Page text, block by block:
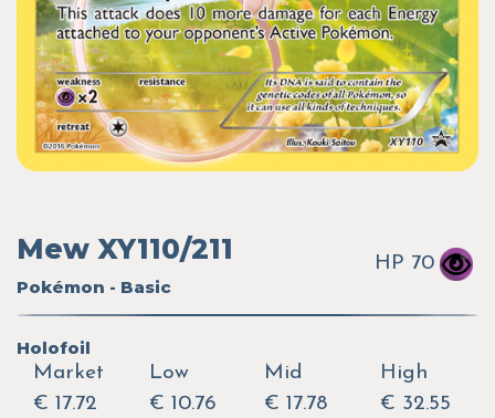
Mew XY110/211
Pokémon - Basic
HP 70
Holofoil
Market
€ 17.72
Low
€ 10.76
Mid
€ 17.78
High
€ 32.55